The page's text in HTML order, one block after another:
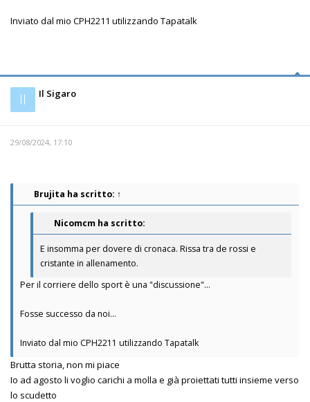
Inviato dal mio CPH2211 utilizzando Tapatalk
Il Il Sigaro
29/08/2024, 17:10
Brujita ha scritto: ↑
Nicomcm ha scritto:
E insomma per dovere di cronaca. Rissa tra de rossi e
cristante in allenamento.
Per il corriere dello sport è una "discussione"...
Fosse successo da noi...
Inviato dal mio CPH2211 utilizzando Tapatalk
Brutta storia, non mi piace
Io ad agosto li voglio carichi a molla e già proiettati tutti insieme verso
lo scudetto